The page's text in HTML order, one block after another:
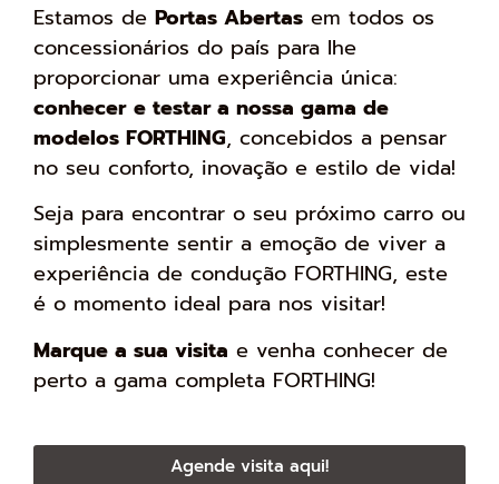
Estamos de Portas Abertas em todos os
concessionários do país para lhe
proporcionar uma experiência única:
conhecer e testar a nossa gama de
modelos FORTHING, concebidos a pensar
no seu conforto, inovação e estilo de vida!
Seja para encontrar o seu próximo carro ou
simplesmente sentir a emoção de viver a
experiência de condução FORTHING, este
é o momento ideal para nos visitar!
Marque a sua visita e venha conhecer de
perto a gama completa FORTHING!
Agende visita aqui!